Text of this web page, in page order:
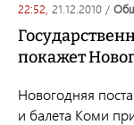
22:52, 21.12.2010 /
покажет
Новогодняя
и балета Коми